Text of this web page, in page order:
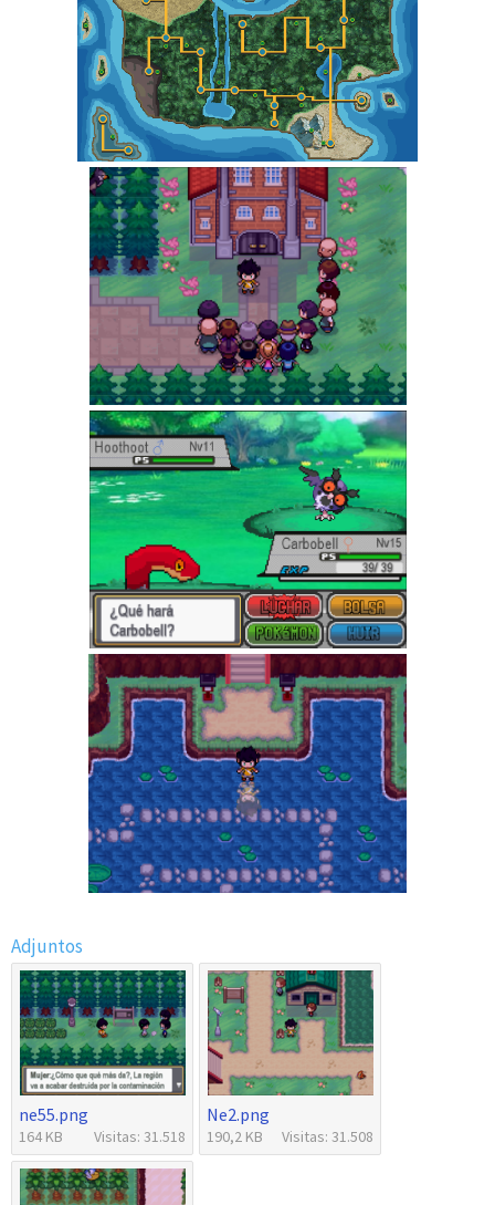
Adjuntos
ne55.png
164 KB Visitas: 31.518
Ne2.png
190,2 KB Visitas: 31.508